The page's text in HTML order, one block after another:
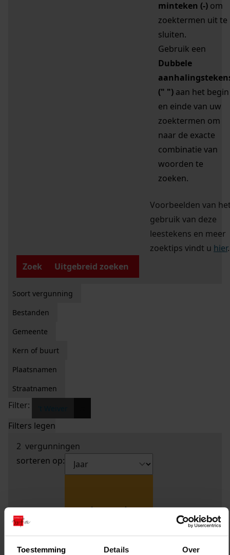
Toestemming Details Over
minteken (-) om
zoektermen uit te
sluiten.
Gebruik een
Dubbele
(" ") aan het begin
en einde van uw
zoektermen om
naar de exacte
combinatie van
woorden te
zoeken.
Voorbeelden van
gebruik van deze
leestekens en meer
zoektips vindt u hier.
Zoek
Uitgebreid zoeken
Soort vergunning
Bestanden
Gemeente
Kern of buurt
Plaatsnamen
Straatnamen
Filter:
Filters legen
2 vergunningen
sorteren op: